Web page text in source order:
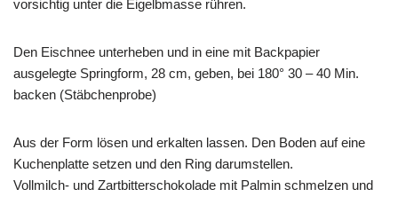
vorsichtig unter die Eigelbmasse rühren.
Den Eischnee unterheben und in eine mit Backpapier
ausgelegte Springform, 28 cm, geben, bei 180° 30 – 40 Min.
backen (Stäbchenprobe)
Aus der Form lösen und erkalten lassen. Den Boden auf eine
Kuchenplatte setzen und den Ring darumstellen.
Vollmilch- und Zartbitterschokolade mit Palmin schmelzen und